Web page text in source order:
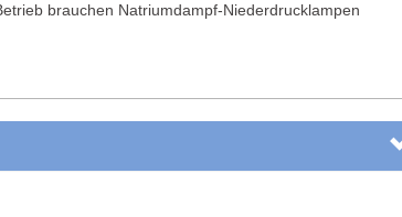
brauchen Natriumdampf-Niederdrucklampen